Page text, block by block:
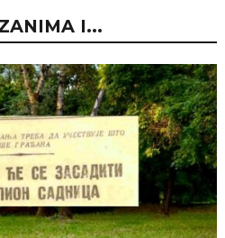
I...